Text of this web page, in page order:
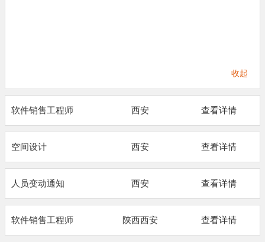
收起
软件销售工程师 西安 查看详情
空间设计 西安 查看详情
人员变动通知 西安 查看详情
软件销售工程师 陕西西安 查看详情